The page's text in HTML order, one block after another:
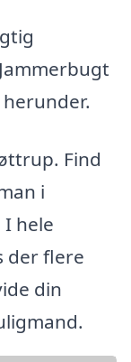
Find
i
hele
der flere
din